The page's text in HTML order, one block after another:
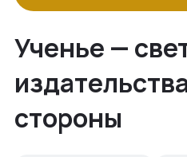
Ученье —
стороны